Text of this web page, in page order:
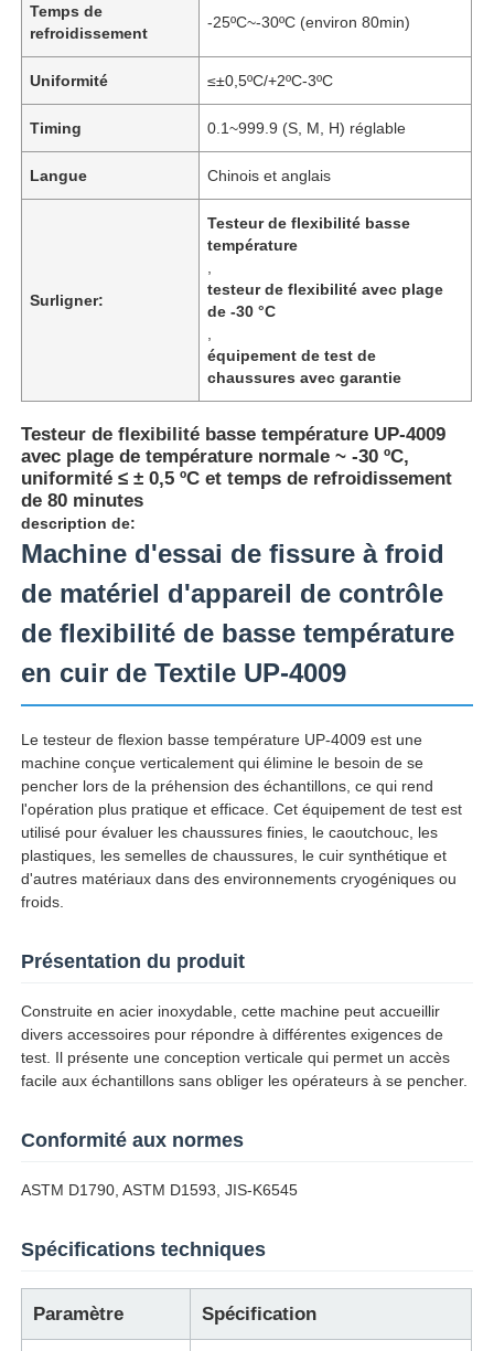
Aperçu
Produits
A propos de nous
Contact
Demande de soumission
Équipement d'essai en laboratoire
Machine de test universelle
Temps de
refroidissement
-25ºC~-30ºC (environ 80min)
Uniformité ≤±0,5ºC/+2ºC-3ºC
Timing 0.1~999.9 (S, M, H) réglable
Langue Chinois et anglais
Surligner:
Testeur de flexibilité basse
température
testeur de flexibilité avec plage
de -30 °C
équipement de test de
chaussures avec garantie
Testeur de flexibilité basse température UP-4009
avec plage de température normale ~ -30 ºC,
uniformité ≤ ± 0,5 ºC et temps de refroidissement
de 80 minutes
description de:
Machine d'essai de fissure à froid
de matériel d'appareil de contrôle
de flexibilité de basse température
en cuir de Textile UP-4009
Le testeur de flexion basse température UP-4009 est une
machine conçue verticalement qui élimine le besoin de se
pencher lors de la préhension des échantillons, ce qui rend
l'opération plus pratique et efficace. Cet équipement de test est
utilisé pour évaluer les chaussures finies, le caoutchouc, les
plastiques, les semelles de chaussures, le cuir synthétique et
d'autres matériaux dans des environnements cryogéniques ou
froids.
Présentation du produit
Construite en acier inoxydable, cette machine peut accueillir
divers accessoires pour répondre à différentes exigences de
test. Il présente une conception verticale qui permet un accès
facile aux échantillons sans obliger les opérateurs à se pencher.
Conformité aux normes
ASTM D1790, ASTM D1593, JIS-K6545
Spécifications techniques
Paramètre Spécification